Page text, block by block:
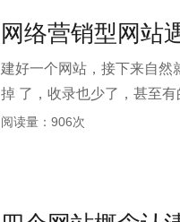
网络营销型网站
建好一个网站，接下来自然
掉 了，收录也少了，甚至
阅读量：906次